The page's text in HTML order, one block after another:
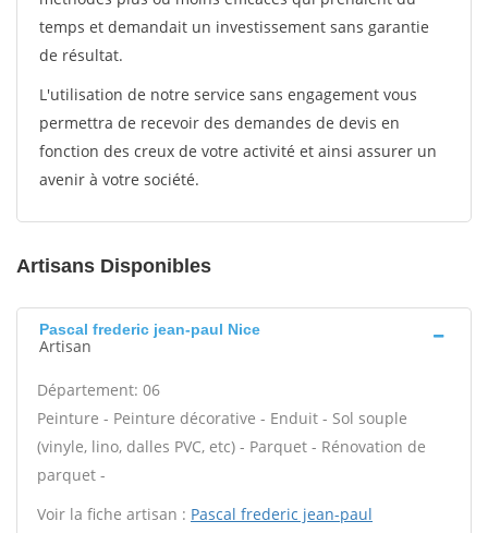
temps et demandait un investissement sans garantie
de résultat.
L'utilisation de notre service sans engagement vous
permettra de recevoir des demandes de devis en
fonction des creux de votre activité et ainsi assurer un
avenir à votre société.
Artisans Disponibles
Pascal frederic jean-paul Nice
Artisan
Département: 06
Peinture - Peinture décorative - Enduit - Sol souple
(vinyle, lino, dalles PVC, etc) - Parquet - Rénovation de
parquet -
Voir la fiche artisan : Pascal frederic jean-paul